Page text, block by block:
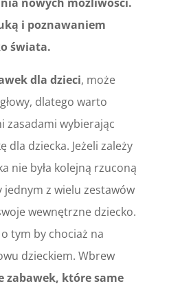
i poznawaniem
świata.
dla dzieci, może
dlatego warto
zasadami wybierając
dla dziecka. Jeżeli zależy
nie była kolejną rzuconą
z wielu zestawów
wewnętrzne dziecko.
tym by chociaż na
dzieckiem. Wbrew
zabawek, które same